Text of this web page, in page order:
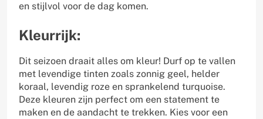
en stijlvol voor de dag komen.
Kleurrijk:
Dit seizoen draait alles om kleur! Durf op te vallen
met levendige tinten zoals zonnig geel, helder
koraal, levendig roze en sprankelend turquoise.
Deze kleuren zijn perfect om een statement te
maken en de aandacht te trekken. Kies voor een